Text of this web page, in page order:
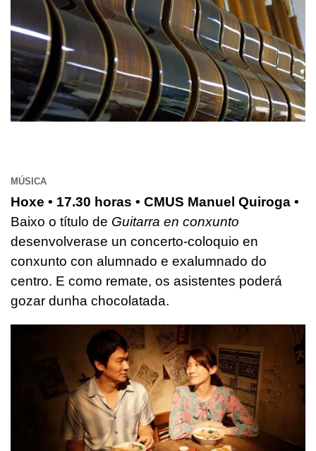
MÚSICA
Hoxe • 17.30 horas • CMUS Manuel Quiroga •
Baixo o título de Guitarra en conxunto
desenvolverase un concerto-coloquio en
conxunto con alumnado e exalumnado do
centro. E como remate, os asistentes poderá
gozar dunha chocolatada.